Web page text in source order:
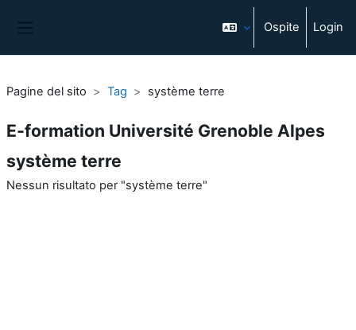
Ospite Login
Pagine del sito Tag système terre
E-formation Université Grenoble Alpes
système terre
Nessun risultato per "système terre"